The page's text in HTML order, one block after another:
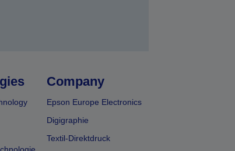
Company
Epson Europe Electronics
Digigraphie
Textil-Direktdruck